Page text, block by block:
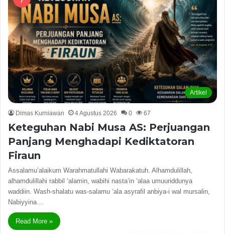
Artikel
Dimas Kurniawan 4 Agustus 2026 0 67
Keteguhan Nabi Musa AS: Perjuangan
Panjang Menghadapi Kediktatoran
Firaun
Assalamu’alaikum Warahmatullahi Wabarakatuh. Alhamdulillah,
alhamdulillahi rabbil ‘alamin, wabihi nasta’in ‘alaa umuuriddunya
waddiin. Wash-shalatu was-salamu ‘ala asyrafil anbiya-i wal mursalin,
Nabiyyina…
Read More »